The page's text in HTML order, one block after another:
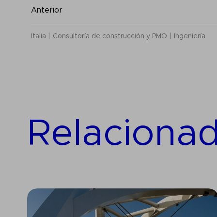
Anterior
Italia Consultoría de construcción y PMO Ingeniería